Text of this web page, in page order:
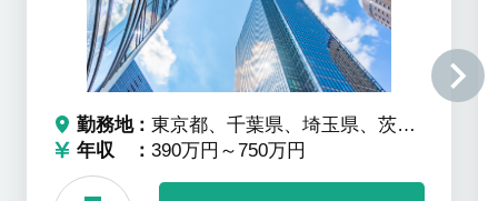
勤務地
東京都、千葉県、埼玉県、茨城県、栃木県、群馬県、神奈川県
年収
390万円～750万円